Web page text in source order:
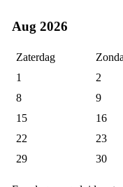
Aug 2026
Zaterdag
1
2
8
9
15
16
22
23
29
30